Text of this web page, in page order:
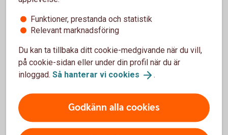
Fondtyper - lär dig mer om olika typer av
Fonder - börjafondspara
Fondtyper
Aktivt förvaltade fonder
Funktioner, prestanda och statistik
Relevant marknadsföring
Du kan ta tillbaka ditt cookie-medgivande när du vill,
på cookie-sidan eller under din profil när du är
inloggad. Så hanterar vi cookies .
Godkänn alla cookies